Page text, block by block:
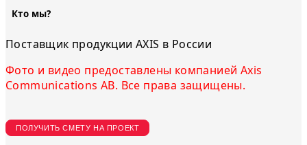
Кто мы?
Поставщик продукции AXIS в России
Фото и видео предоставлены компанией Axis
Communications AB. Все права защищены.
ПОЛУЧИТЬ СМЕТУ НА ПРОЕКТ